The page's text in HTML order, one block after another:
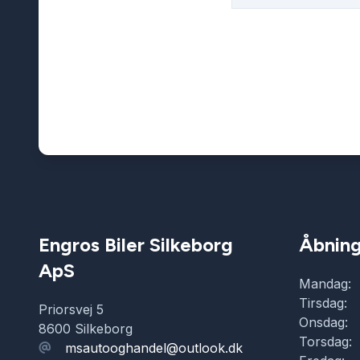
Engros Biler Silkeborg
ApS
Priorsvej 5
8600 Silkeborg
msautooghandel@outlook.dk
Mandag:
Tirsdag:
Onsdag:
Torsdag: